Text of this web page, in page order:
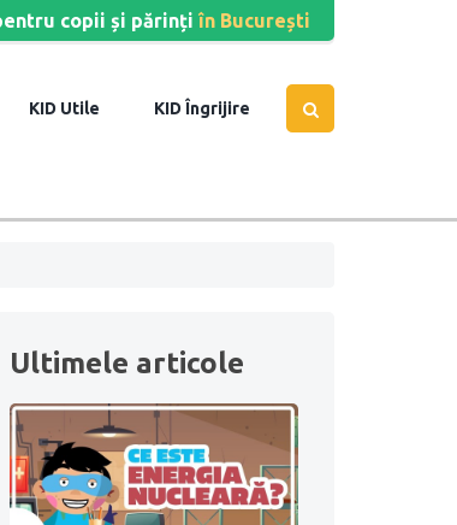
copii și părinți în București
Utile Îngrijire
Ultimele articole